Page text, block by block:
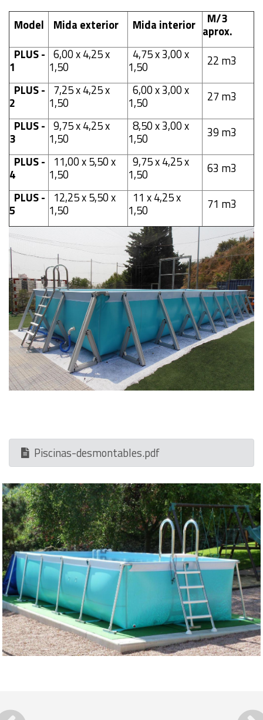
Model
Mida exterior Mida interior M/3
aprox.
PLUS -
1
6,00 x 4,25 x
1,50
4,75 x 3,00 x
1,50
22 m3
PLUS -
2
7,25 x 4,25 x
1,50
6,00 x 3,00 x
1,50
27 m3
PLUS -
3
9,75 x 4,25 x
1,50
8,50 x 3,00 x
1,50
39 m3
PLUS -
4
11,00 x 5,50 x
1,50
9,75 x 4,25 x
1,50
63 m3
PLUS -
5
12,25 x 5,50 x
1,50
11 x 4,25 x
1,50 71 m3
Piscinas-desmontables.pdf